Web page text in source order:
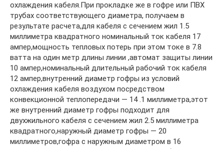
охлаждения кабеля.При прокладке же в гофре или ПВХ
трубах соответствующего диаметра, получаем в
результате расчета,для кабеля с сечением жил 1.5
миллиметра квадратного номинальный ток кабеля 17
ампер,мощность тепловых потерь при этом токе в 7.8
ватта на один метр длины линии ,автомат защиты линии
10 ампер,номинальный длительный рабочий ток кабеля
12 ампер,внутренний диаметр гофры из условий
охлаждения кабеля воздухом посредством
конвекционной теплопередачи — 14 .1 миллиметра,этот
же внутренний диаметр гофры подходит для
двухжильного кабеля с сечением жил 2.5 миллиметра
квадратного,наружный диаметр гофры — 20
миллиметров,гофра с наружным диаметром в 16